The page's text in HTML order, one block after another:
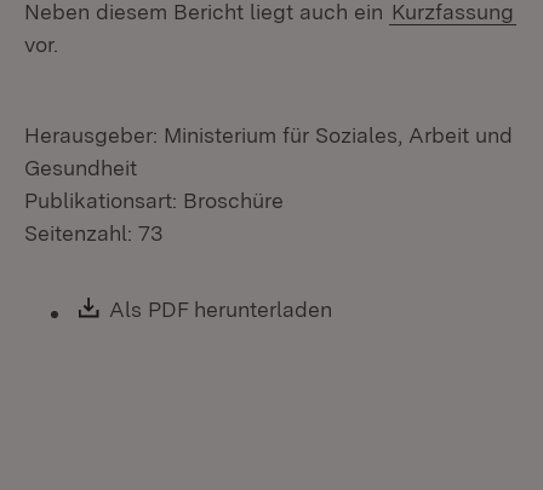
Neben diesem Bericht liegt auch ein Kurzfassung
vor.
Herausgeber: Ministerium für Soziales, Arbeit und
Gesundheit
Publikationsart: Broschüre
Seitenzahl: 73
Download:
Als PDF herunterladen